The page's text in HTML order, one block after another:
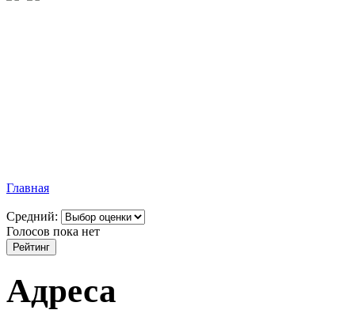
Главная
Средний:
Голосов пока нет
Адреса